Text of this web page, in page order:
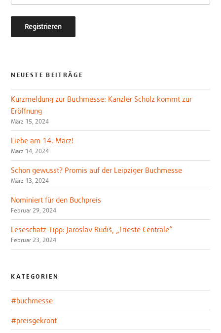
NEUESTE BEITRÄGE
Kurzmeldung zur Buchmesse: Kanzler Scholz kommt zur
Eröffnung
März 15, 2024
Liebe am 14. März!
März 14, 2024
Schon gewusst? Promis auf der Leipziger Buchmesse
März 13, 2024
Nominiert für den Buchpreis
Februar 29, 2024
Leseschatz-Tipp: Jaroslav Rudiš, „Trieste Centrale“
Februar 23, 2024
KATEGORIEN
#buchmesse
#preisgekrönt